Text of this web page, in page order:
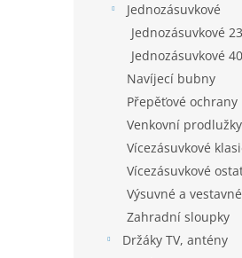
Jednozásuvkové
Jednozásuvkové
Jednozásuvkové
Navíjecí bubny
Přepěťové ochrany
Venkovní
Vícezásuvkové
Vícezásuvkové
Výsuvné a
Zahradní sloupky
Držáky TV, antény